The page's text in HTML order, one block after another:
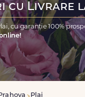
cu Livrare
cu garanție 100%
Plai